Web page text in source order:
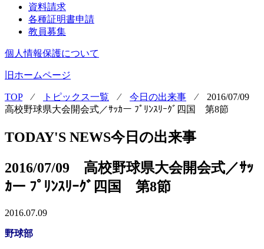
資料請求
各種証明書申請
教員募集
個人情報保護について
旧ホームページ
TOP⁄ トピックス一覧 ⁄ 今日の出来事 ⁄ 2016/07/09
高校野球県大会開会式／ｻｯｶー ﾌﾟﾘﾝｽﾘｰｸﾞ四国 第8節
TODAY'S NEWS今日の出来事
2016/07/09 高校野球県大会開会式／ｻｯ
ｶー ﾌﾟﾘﾝｽﾘｰｸﾞ四国 第8節
2016.07.09
野球部